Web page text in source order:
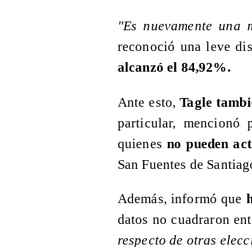
"Es nuevamente
reconoció una leve
alcanzó el 84,92%.
Ante esto,Tagle
particular, mencionó
quienes no pueden
San Fuentes de
Además, informó que
datos no cuadraron
respecto de otras